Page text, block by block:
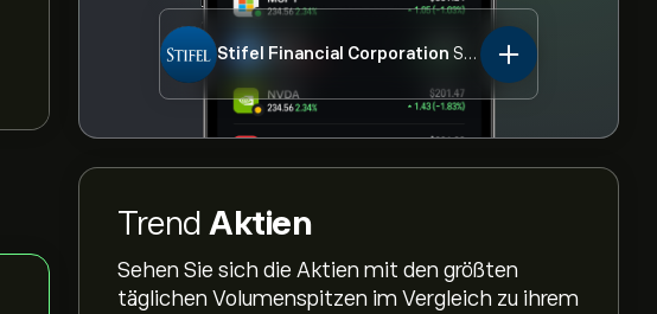
Stifel Financial Corporation SF.US
Trend Aktien
Sehen Sie sich die Aktien mit den größten
täglichen Volumenspitzen im Vergleich zu ihrem